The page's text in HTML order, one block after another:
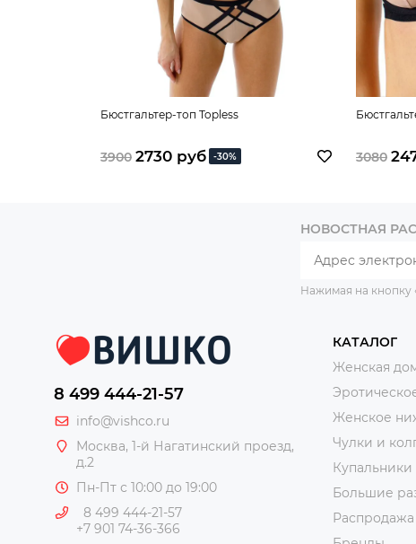
Бюстгальтер-топ Topless
3900 2730 руб -30% 3080
НОВОСТНАЯ
Нажимая на кнопку
8 499 444-21-57
info@vishco.ru
Москва, 1-й Нагатинский проезд,
д.2
Пн-Пт с 10:00 до 19:00
8 499 444-21-57
+7 901 74-36-366
КАТАЛОГ
Женская
Женское
Чулки и
Купальники
Большие
Распродажа